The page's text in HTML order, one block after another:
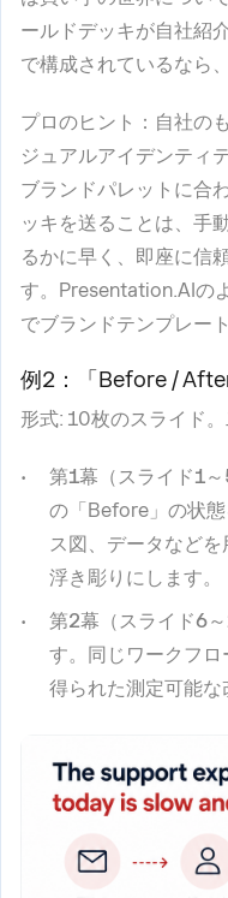
ールドデッキが自社紹
で構成されているなら
プロのヒント ：自社の
ジュアルアイデンティ
ブランドパレットに合
ッキを送ることは、手
るかに早く、即座に信
す。Presentation.AIの
でブランドテンプレー
例2：「Before /
形式: 10枚のスライド。
第1幕（スライド1～
の「Before」の状
ス図、データなど
浮き彫りにします。
第2幕（スライド6～
す。同じワークフ
得られた測定可能な